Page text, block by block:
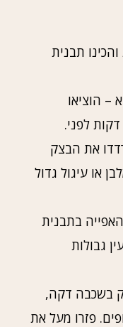
מעלות והכינו תבנית
הוציאו
את הבצק
או עיגול גדול
בתבנית
גבולות
בשכבה דקה,
פזרו מעל את